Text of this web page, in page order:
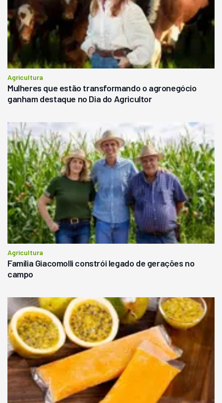
Agricultura
Mulheres que estão transformando o agronegócio
ganham destaque no Dia do Agricultor
Agricultura
Família Giacomolli constrói legado de gerações no
campo